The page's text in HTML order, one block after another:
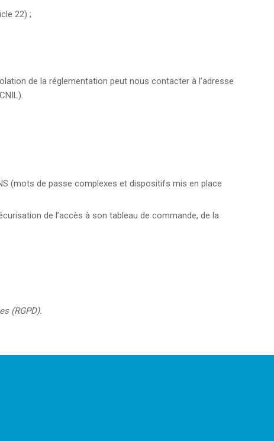
22) ;
de la réglementation peut nous contacter à l’adresse
(mots de passe complexes et dispositifs mis en place
de l’accès à son tableau de commande, de la
(RGPD).